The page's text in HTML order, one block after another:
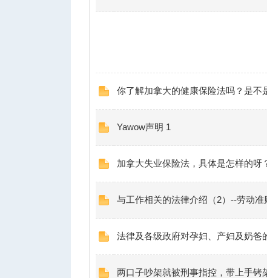
你了解加拿大的健康保险法吗？是不
Yawow声明 1
加拿大失业保险法，具体是怎样的呀
与工作相关的法律介绍（2）--劳动准
法律及各级政府对孕妇、产妇及奶爸
两口子吵架就被刑事指控，带上手铐